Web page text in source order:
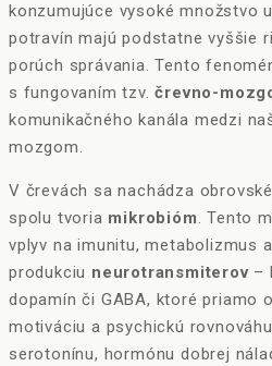
konzumujúce vysoké množstvo
potravín majú podstatne vyššie
porúch správania. Tento
s fungovaním tzv.črevno-
komunikačného kanála medzi
mozgom.
V črevách sa nachádza
spolu tvoria mikrobióm. Tento
vplyv na imunitu, metabolizmus
produkciu neurotransmiterov –
dopamín či GABA, ktoré priamo
motiváciu a psychickú
serotonínu, hormónu dobrej